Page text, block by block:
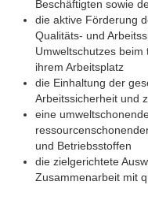
Beschäftigten sowie
die aktive Förderung
Qualitäts- und
Umweltschutzes
ihrem Arbeitsplatz
die Einhaltung der
Arbeitssicherheit und
eine
und Betriebsstoffen
die zielgerichtete
Zusammenarbeit mit